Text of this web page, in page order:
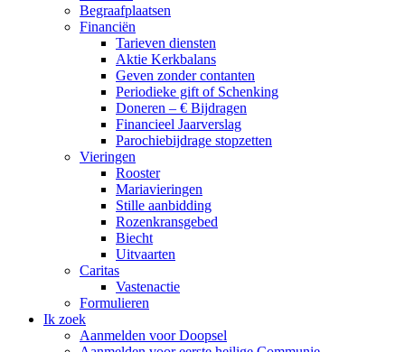
Begraafplaatsen
Financiën
Tarieven diensten
Aktie Kerkbalans
Geven zonder contanten
Periodieke gift of Schenking
Doneren – € Bijdragen
Financieel Jaarverslag
Parochiebijdrage stopzetten
Vieringen
Rooster
Mariavieringen
Stille aanbidding
Rozenkransgebed
Biecht
Uitvaarten
Caritas
Vastenactie
Formulieren
Ik zoek
Aanmelden voor Doopsel